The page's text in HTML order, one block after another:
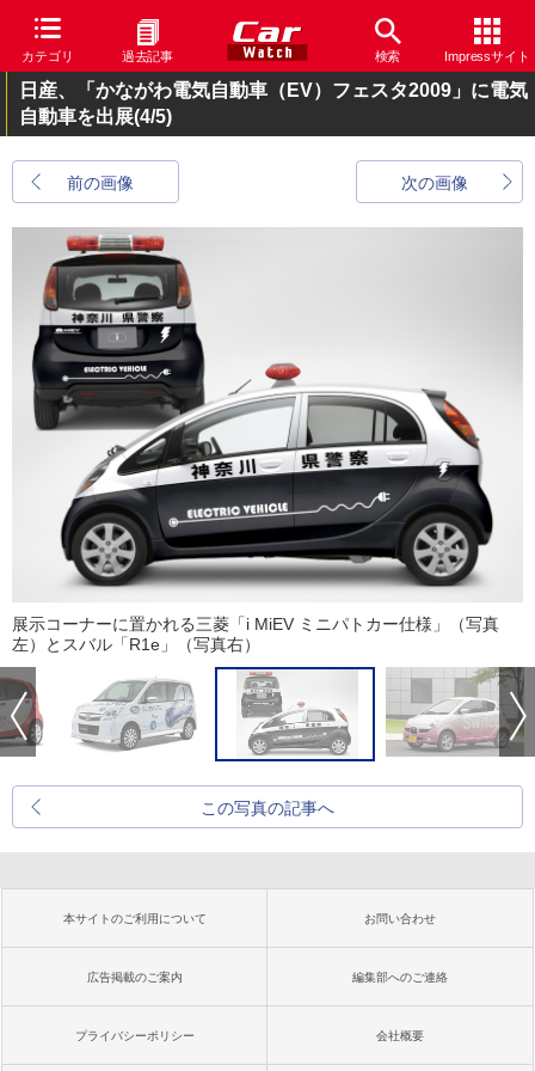
カテゴリ 過去記事 検索 Impressサイト
日産、「かながわ電気自動車（EV）フェスタ2009」に電気
自動車を出展(4/5)
前の画像 次の画像
展示コーナーに置かれる三菱「i MiEV ミニパトカー仕様」（写真
左）とスバル「R1e」（写真右）
この写真の記事へ
本サイトのご利用について お問い合わせ
広告掲載のご案内 編集部へのご連絡
プライバシーポリシー 会社概要